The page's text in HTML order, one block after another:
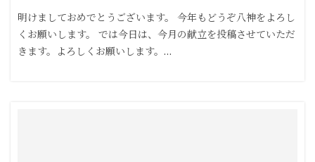
明けましておめでとうございます。 今年もどうぞ八神をよろし
くお願いします。 では今日は、今月の献立を投稿させていただ
きます。よろしくお願いします。…